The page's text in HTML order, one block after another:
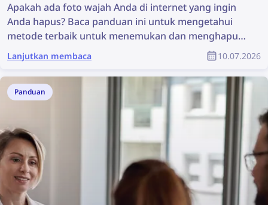
Apakah ada foto wajah Anda di internet yang ingin
Anda hapus? Baca panduan ini untuk mengetahui
metode terbaik untuk menemukan dan menghapus
foto Anda secara online!
Lanjutkan membaca 10.07.2026
Panduan